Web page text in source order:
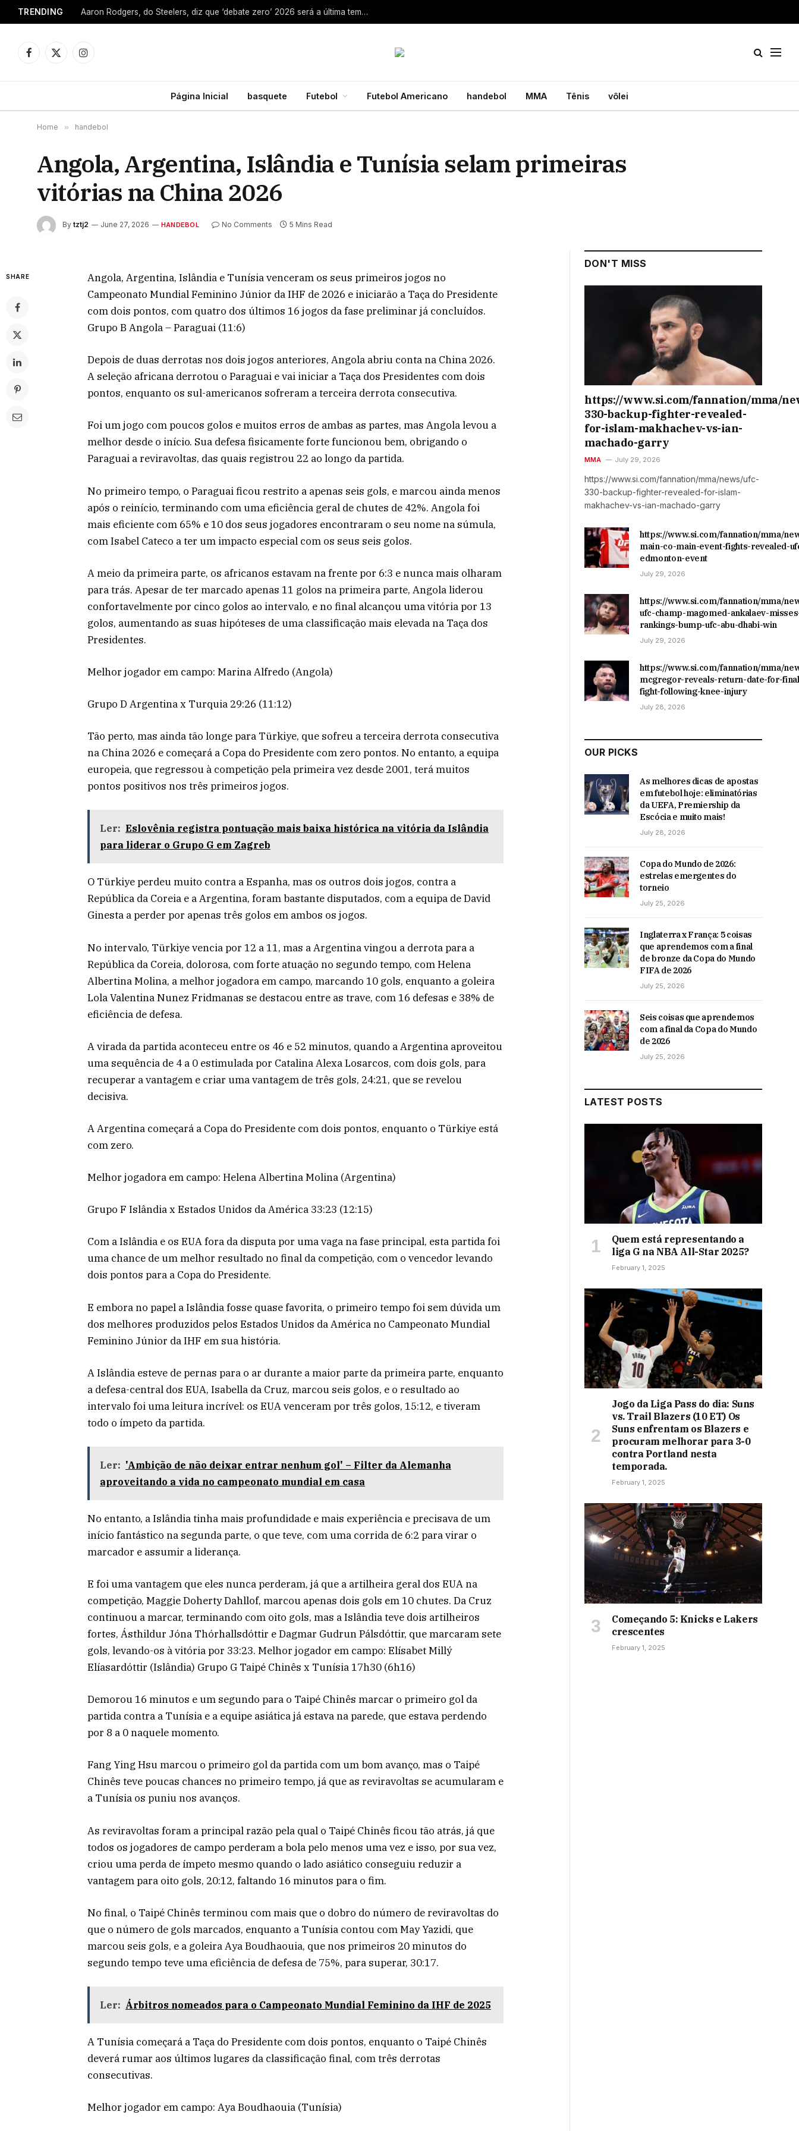
TRENDING Aaron Rodgers, do Steelers, diz que ‘debate zero’ 2026 será a última temporada da NFL 28 de julho de 2026
Facebook
X
Instagram
Página Inicial basquete Futebol Futebol Americano handebol MMA Tênis vôlei
Home » handebol
Angola, Argentina, Islândia e Tunísia selam primeiras
vitórias na China 2026
By tztj2 June 27, 2026 HANDEBOL No Comments 5 Mins Read
SHARE
Angola, Argentina, Islândia e Tunísia venceram os seus primeiros jogos no
Campeonato Mundial Feminino Júnior da IHF de 2026 e iniciarão a Taça do Presidente
com dois pontos, com quatro dos últimos 16 jogos da fase preliminar já concluídos.
Grupo B Angola – Paraguai (11:6)
Depois de duas derrotas nos dois jogos anteriores, Angola abriu conta na China 2026.
A seleção africana derrotou o Paraguai e vai iniciar a Taça dos Presidentes com dois
pontos, enquanto os sul-americanos sofreram a terceira derrota consecutiva.
Foi um jogo com poucos golos e muitos erros de ambas as partes, mas Angola levou a
melhor desde o início. Sua defesa fisicamente forte funcionou bem, obrigando o
Paraguai a reviravoltas, das quais registrou 22 ao longo da partida.
No primeiro tempo, o Paraguai ficou restrito a apenas seis gols, e marcou ainda menos
após o reinício, terminando com uma eficiência geral de chutes de 42%. Angola foi
mais eficiente com 65% e 10 dos seus jogadores encontraram o seu nome na súmula,
com Isabel Cateco a ter um impacto especial com os seus seis golos.
A meio da primeira parte, os africanos estavam na frente por 6:3 e nunca mais olharam
para trás. Apesar de ter marcado apenas 11 golos na primeira parte, Angola liderou
confortavelmente por cinco golos ao intervalo, e no final alcançou uma vitória por 13
golos, aumentando as suas hipóteses de uma classificação mais elevada na Taça dos
Presidentes.
Melhor jogador em campo: Marina Alfredo (Angola)
Grupo D Argentina x Turquia 29:26 (11:12)
Tão perto, mas ainda tão longe para Türkiye, que sofreu a terceira derrota consecutiva
na China 2026 e começará a Copa do Presidente com zero pontos. No entanto, a equipa
europeia, que regressou à competição pela primeira vez desde 2001, terá muitos
pontos positivos nos três primeiros jogos.
Ler: Eslovênia registra pontuação mais baixa histórica na vitória da Islândia
para liderar o Grupo G em Zagreb
O Türkiye perdeu muito contra a Espanha, mas os outros dois jogos, contra a
República da Coreia e a Argentina, foram bastante disputados, com a equipa de David
Ginesta a perder por apenas três golos em ambos os jogos.
No intervalo, Türkiye vencia por 12 a 11, mas a Argentina vingou a derrota para a
República da Coreia, dolorosa, com forte atuação no segundo tempo, com Helena
Albertina Molina, a melhor jogadora em campo, marcando 10 gols, enquanto a goleira
Lola Valentina Nunez Fridmanas se destacou entre as trave, com 16 defesas e 38% de
eficiência de defesa.
A virada da partida aconteceu entre os 46 e 52 minutos, quando a Argentina aproveitou
uma sequência de 4 a 0 estimulada por Catalina Alexa Losarcos, com dois gols, para
recuperar a vantagem e criar uma vantagem de três gols, 24:21, que se revelou
decisiva.
A Argentina começará a Copa do Presidente com dois pontos, enquanto o Türkiye está
com zero.
Melhor jogadora em campo: Helena Albertina Molina (Argentina)
Grupo F Islândia x Estados Unidos da América 33:23 (12:15)
Com a Islândia e os EUA fora da disputa por uma vaga na fase principal, esta partida foi
uma chance de um melhor resultado no final da competição, com o vencedor levando
dois pontos para a Copa do Presidente.
E embora no papel a Islândia fosse quase favorita, o primeiro tempo foi sem dúvida um
dos melhores produzidos pelos Estados Unidos da América no Campeonato Mundial
Feminino Júnior da IHF em sua história.
A Islândia esteve de pernas para o ar durante a maior parte da primeira parte, enquanto
a defesa-central dos EUA, Isabella da Cruz, marcou seis golos, e o resultado ao
intervalo foi uma leitura incrível: os EUA venceram por três golos, 15:12, e tiveram
todo o ímpeto da partida.
Ler: 'Ambição de não deixar entrar nenhum gol' – Filter da Alemanha
aproveitando a vida no campeonato mundial em casa
No entanto, a Islândia tinha mais profundidade e mais experiência e precisava de um
início fantástico na segunda parte, o que teve, com uma corrida de 6:2 para virar o
marcador e assumir a liderança.
E foi uma vantagem que eles nunca perderam, já que a artilheira geral dos EUA na
competição, Maggie Doherty Dahllof, marcou apenas dois gols em 10 chutes. Da Cruz
continuou a marcar, terminando com oito gols, mas a Islândia teve dois artilheiros
fortes, Ásthildur Jóna Thórhallsdóttir e Dagmar Gudrun Pálsdóttir, que marcaram sete
gols, levando-os à vitória por 33:23. Melhor jogador em campo: Elísabet Millý
Elíasardóttir (Islândia) Grupo G Taipé Chinês x Tunísia 17h30 (6h16)
Demorou 16 minutos e um segundo para o Taipé Chinês marcar o primeiro gol da
partida contra a Tunísia e a equipe asiática já estava na parede, que estava perdendo
por 8 a 0 naquele momento.
Fang Ying Hsu marcou o primeiro gol da partida com um bom avanço, mas o Taipé
Chinês teve poucas chances no primeiro tempo, já que as reviravoltas se acumularam e
a Tunísia os puniu nos avanços.
As reviravoltas foram a principal razão pela qual o Taipé Chinês ficou tão atrás, já que
todos os jogadores de campo perderam a bola pelo menos uma vez e isso, por sua vez,
criou uma perda de ímpeto mesmo quando o lado asiático conseguiu reduzir a
vantagem para oito gols, 20:12, faltando 16 minutos para o fim.
No final, o Taipé Chinês terminou com mais que o dobro do número de reviravoltas do
que o número de gols marcados, enquanto a Tunísia contou com May Yazidi, que
marcou seis gols, e a goleira Aya Boudhaouia, que nos primeiros 20 minutos do
segundo tempo teve uma eficiência de defesa de 75%, para superar, 30:17.
Ler: Árbitros nomeados para o Campeonato Mundial Feminino da IHF de 2025
A Tunísia começará a Taça do Presidente com dois pontos, enquanto o Taipé Chinês
deverá rumar aos últimos lugares da classificação final, com três derrotas
consecutivas.
Melhor jogador em campo: Aya Boudhaouia (Tunísia)
DON'T MISS
https://www.si.com/fannation/mma/
330-backup-fighter-revealed-
for-islam-makhachev-vs-ian-
machado-garry
MMA July 29, 2026
https://www.si.com/fannation/mma/news/ufc-
330-backup-fighter-revealed-for-islam-
makhachev-vs-ian-machado-garry
https://www.si.com/fannation/mma/
main-co-main-event-fights-revealed-
edmonton-event
July 29, 2026
https://www.si.com/fannation/mma/
ufc-champ-magomed-ankalaev-
rankings-bump-ufc-abu-dhabi-win
July 29, 2026
https://www.si.com/fannation/mma/
mcgregor-reveals-return-date-for-
fight-following-knee-injury
July 28, 2026
OUR PICKS
As melhores dicas de apostas
em futebol hoje: eliminatórias
da UEFA, Premiership da
Escócia e muito mais!
July 28, 2026
Copa do Mundo de 2026:
estrelas emergentes do
torneio
July 25, 2026
Inglaterra x França: 5 coisas
que aprendemos com a final
de bronze da Copa do Mundo
FIFA de 2026
July 25, 2026
Seis coisas que aprendemos
com a final da Copa do Mundo
de 2026
July 25, 2026
LATEST POSTS
Quem está representando a
liga G na NBA All-Star 2025?
February 1, 2025
Jogo da Liga Pass do dia: Suns
vs. Trail Blazers (10 ET) Os
Suns enfrentam os Blazers e
procuram melhorar para 3-0
contra Portland nesta
temporada.
February 1, 2025
Começando 5: Knicks e Lakers
crescentes
February 1, 2025